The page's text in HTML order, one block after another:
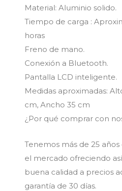
Material: Aluminio solido.
Tiempo de carga :
horas
Freno de mano.
Conexión a Bluetooth.
Pantalla LCD inteligente.
Medidas aproximadas:
cm, Ancho 35 cm
¿Por qué comprar con
Tenemos más de 25
el mercado ofreciendo
buena calidad a precios
garantía de 30 días.